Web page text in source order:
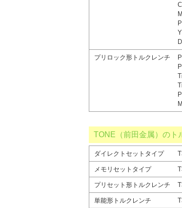
プリロック形トルクレンチ
TONE（前田金属）のト
ダイレクトセットタイプ
メモリセットタイプ
プリセット形トルクレンチ
単能形トルクレンチ